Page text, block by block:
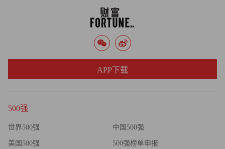
500强
世界500强 中国500强
美国500强 500强榜单申报
APP下载